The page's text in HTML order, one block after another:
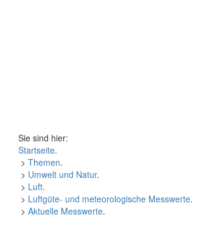
Sie sind hier:
Startseite.
> Themen.
> Umwelt und Natur.
> Luft.
> Luftgüte- und meteorologische Messwerte.
> Aktuelle Messwerte.